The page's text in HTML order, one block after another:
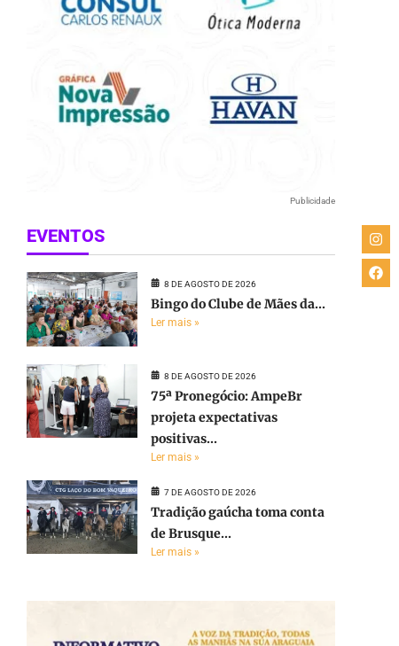
Publicidade
EVENTOS
8 DE AGOSTO DE 2026
Bingo do Clube de Mães da...
Ler mais »
8 DE AGOSTO DE 2026
75ª Pronegócio: AmpeBr
projeta expectativas
positivas...
Ler mais »
7 DE AGOSTO DE 2026
Tradição gaúcha toma conta
de Brusque...
Ler mais »